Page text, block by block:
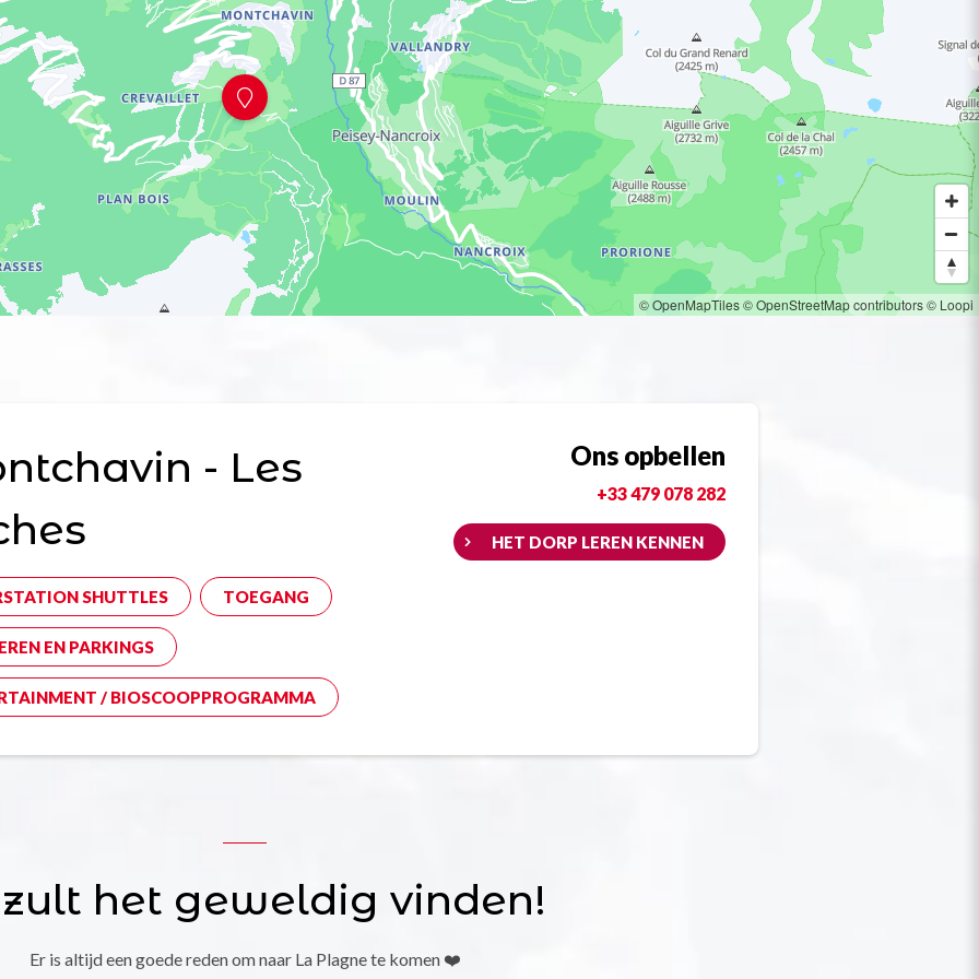
© OpenMapTiles© OpenStreetMap contributors© Loopi
- Les
SHUTTLES TOEGANG
EN PARKINGS
/ BIOSCOOPPROGRAMMA
Ons opbellen
+33 479 078 282
HET DORP LEREN KENNEN
het geweldig vinden!
Er is altijd een goede reden om naar La Plagne te komen ❤️